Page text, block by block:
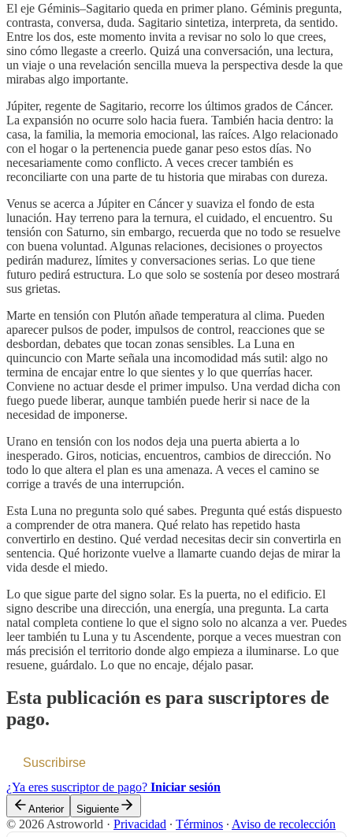
El eje Géminis–Sagitario queda en primer plano. Géminis pregunta,
contrasta, conversa, duda. Sagitario sintetiza, interpreta, da sentido.
Entre los dos, este momento invita a revisar no solo lo que crees,
sino cómo llegaste a creerlo. Quizá una conversación, una lectura,
un viaje o una revelación sencilla mueva la perspectiva desde la que
mirabas algo importante.
Júpiter, regente de Sagitario, recorre los últimos grados de Cáncer.
La expansión no ocurre solo hacia fuera. También hacia dentro: la
casa, la familia, la memoria emocional, las raíces. Algo relacionado
con el hogar o la pertenencia puede ganar peso estos días. No
necesariamente como conflicto. A veces crecer también es
reconciliarte con una parte de tu historia que mirabas con dureza.
Venus se acerca a Júpiter en Cáncer y suaviza el fondo de esta
lunación. Hay terreno para la ternura, el cuidado, el encuentro. Su
tensión con Saturno, sin embargo, recuerda que no todo se resuelve
con buena voluntad. Algunas relaciones, decisiones o proyectos
pedirán madurez, límites y conversaciones serias. Lo que tiene
futuro pedirá estructura. Lo que solo se sostenía por deseo mostrará
sus grietas.
Marte en tensión con Plutón añade temperatura al clima. Pueden
aparecer pulsos de poder, impulsos de control, reacciones que se
desbordan, debates que tocan zonas sensibles. La Luna en
quincuncio con Marte señala una incomodidad más sutil: algo no
termina de encajar entre lo que sientes y lo que querrías hacer.
Conviene no actuar desde el primer impulso. Una verdad dicha con
fuego puede liberar, aunque también puede herir si nace de la
necesidad de imponerse.
Urano en tensión con los nodos deja una puerta abierta a lo
inesperado. Giros, noticias, encuentros, cambios de dirección. No
todo lo que altera el plan es una amenaza. A veces el camino se
corrige a través de una interrupción.
Esta Luna no pregunta solo qué sabes. Pregunta qué estás dispuesto
a comprender de otra manera. Qué relato has repetido hasta
convertirlo en destino. Qué verdad necesitas decir sin convertirla en
sentencia. Qué horizonte vuelve a llamarte cuando dejas de mirar la
vida desde el miedo.
Lo que sigue parte del signo solar. Es la puerta, no el edificio. El
signo describe una dirección, una energía, una pregunta. La carta
natal completa contiene lo que el signo solo no alcanza a ver. Puedes
leer también tu Luna y tu Ascendente, porque a veces muestran con
más precisión el territorio donde algo empieza a iluminarse. Lo que
resuene, guárdalo. Lo que no encaje, déjalo pasar.
Esta publicación es para suscriptores de
pago.
Suscribirse
¿Ya eres suscriptor de pago? Iniciar sesión
Anterior Siguiente
© 2026 Astroworld · Privacidad ∙ Términos ∙ Aviso de recolección